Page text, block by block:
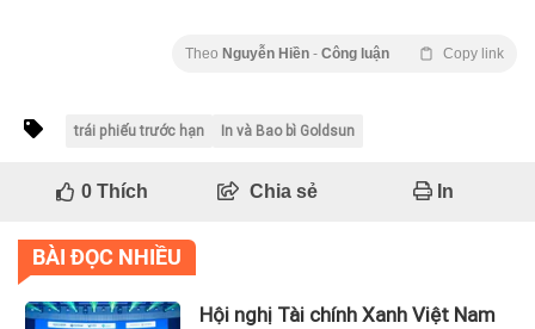
Theo Nguyễn Hiền - Công luận Copy link
trái phiếu trước hạn In và Bao bì Goldsun
0Thích Chia sẻ In
BÀI ĐỌC NHIỀU
Hội nghị Tài chính Xanh Việt Nam